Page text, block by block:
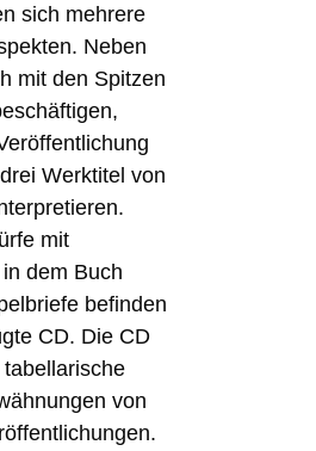
sich mehrere
Neben
mit den Spitzen
Werktitel von
mit
dem Buch
befinden
CD. Die CD
von